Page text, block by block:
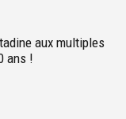
aux multiples
ans !